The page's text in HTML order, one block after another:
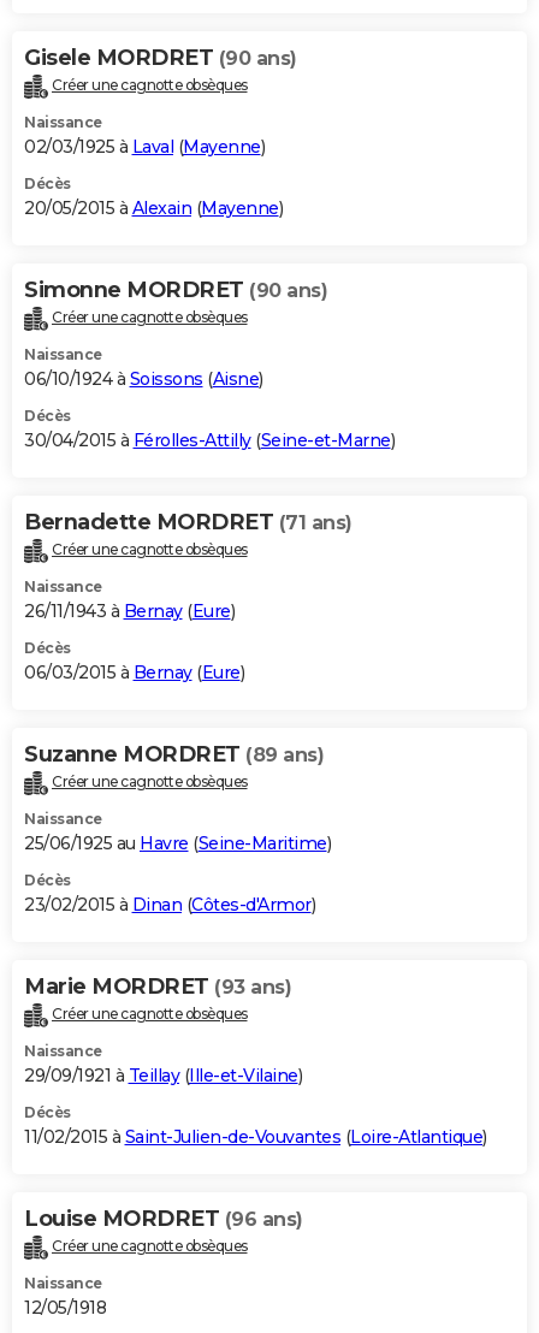
Gisele MORDRET (90 ans)
Créer une cagnotte obsèques
Naissance
02/03/1925 à Laval (Mayenne)
Décès
20/05/2015 à Alexain (Mayenne)
Simonne MORDRET (90 ans)
Créer une cagnotte obsèques
Naissance
06/10/1924 à Soissons (Aisne)
Décès
30/04/2015 à Férolles-Attilly(Seine-et-Marne)
Bernadette MORDRET (71 ans)
Créer une cagnotte obsèques
Naissance
26/11/1943 à Bernay(Eure)
Décès
06/03/2015 à Bernay(Eure)
Suzanne MORDRET (89 ans)
Créer une cagnotte obsèques
Naissance
25/06/1925 au Havre (Seine-Maritime)
Décès
23/02/2015 à Dinan (Côtes-d'Armor)
Marie MORDRET (93 ans)
Créer une cagnotte obsèques
Naissance
29/09/1921 à Teillay(Ille-et-Vilaine)
Décès
11/02/2015 à Saint-Julien-de-Vouvantes (Loire-Atlantique)
Louise MORDRET (96 ans)
Créer une cagnotte obsèques
Naissance
12/05/1918